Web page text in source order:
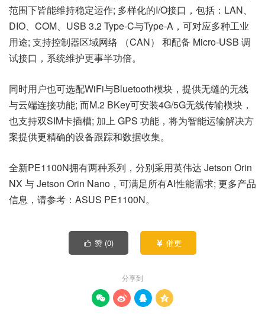
范围下皆能维持稳定运作; 多样化的I/O接口，包括：LAN、
DIO、COM、USB 3.2 Type-C与Type-A，可对应多种工业
用途; 支持控制器区域网络 （CAN） 和配备 Micro-USB 调
试接口，系统维护更事半功倍。
同时用户也可选配WiFi与Bluetooth模块，提供无缝的无线
与云端连接功能; 而M.2 BKey可安装4G/5G无线传输模块，
也支持双SIM卡插槽; 加上 GPS 功能，将为智能运输解决方
案提供更精确的设备跟踪和数据收集。
全新PE1100N拥有两种系列，分别采用英伟达 Jetson Orin
NX 与 Jetson Orin Nano，可满足所有AI性能需求; 更多产品
信息，请参考：ASUS PE1100N。
 赞 (0)  催更
分享到
   